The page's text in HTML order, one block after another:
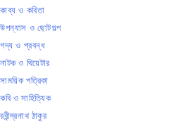
কাব্য ও কবিতা
উপন্যাস ও ছোটগল্প
গদ্য ও প্রবন্ধ
নাটক ও থিয়েটার
সাময়িক পত্রিকা
কবি ও সাহিত্যিক
রবীন্দ্রনাথ ঠাকুর